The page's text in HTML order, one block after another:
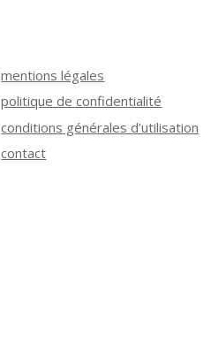
mentions légales
politique de confidentialité
conditions générales d’utilisation
contact